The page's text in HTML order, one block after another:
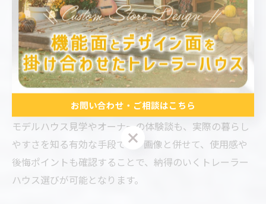
「トレーラーハウス 内装 画像」や「トレーラーハウス
間取り ロフト」などのキーワードで検索し、複数の事例
を比較することで、自分に合った間取りやデザインを見
つけやすくなります。特に2LDKやロフト付きの場合、家
族構成や用途に合わせたレイアウトの工夫が参考になり
モデルハウス見学やオーナーの体験談も、実際の暮らし
やすさを知る有効な手段です。画像と併せて、使用感や
後悔ポイントも確認することで、納得のいくトレーラー
ハウス選びが可能となります。
お問い合わせ・ご相談はこちら
お問い合わせ・ご相談はこちら